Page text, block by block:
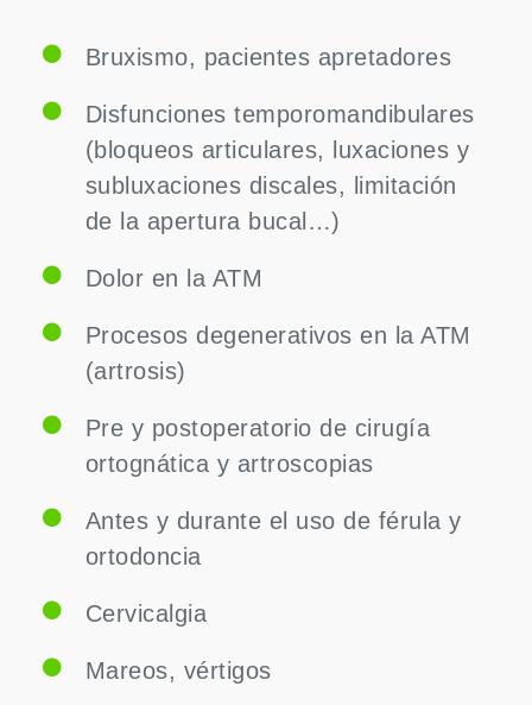
Bruxismo, pacientes apretadores
Disfunciones temporomandibulares
(bloqueos articulares, luxaciones y
subluxaciones discales, limitación
de la apertura bucal…)
Dolor en la ATM
Procesos degenerativos en la ATM
(artrosis)
Pre y postoperatorio de cirugía
ortognática y artroscopias
Antes y durante el uso de férula y
ortodoncia
Cervicalgia
Mareos, vértigos